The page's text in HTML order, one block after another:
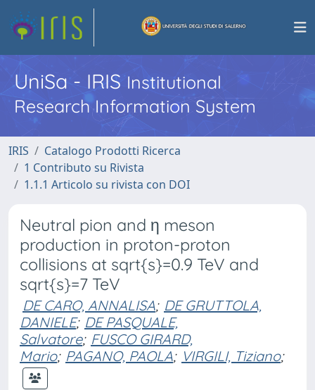
UniSa - IRISInstitutional
Research Information System
IRIS
Catalogo Prodotti Ricerca
1 Contributo su Rivista
1.1.1 Articolo su rivista con DOI
Neutral pion and η meson
production in proton-proton
collisions at sqrt{s}=0.9 TeV and
sqrt{s}=7 TeV
DE CARO, ANNALISA; DE GRUTTOLA,
DANIELE; DE PASQUALE,
Salvatore; FUSCO GIRARD,
Mario; PAGANO, PAOLA; VIRGILI, Tiziano;